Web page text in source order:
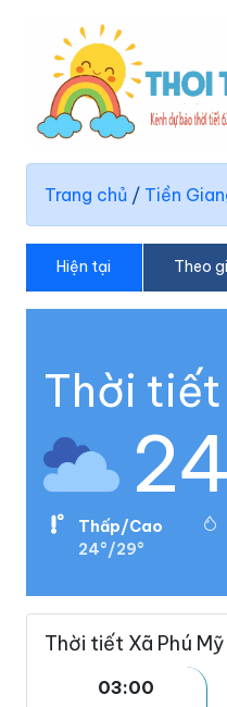
Trang chủ / Tiền
Hiện tại Theo
Thời tiết
Thấp/Cao
24°/29°
Thời tiết Xã Phú
03:00